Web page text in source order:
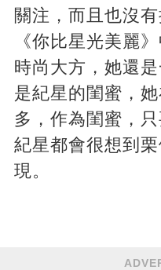
關注，而且也沒
《你比星光美麗
時尚大方，她還
是紀星的閨蜜，
多，作為閨蜜，
紀星都會很想到
現。